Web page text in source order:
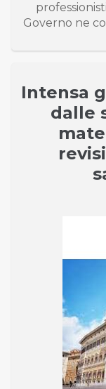
Governo ne
Intensa
dalle